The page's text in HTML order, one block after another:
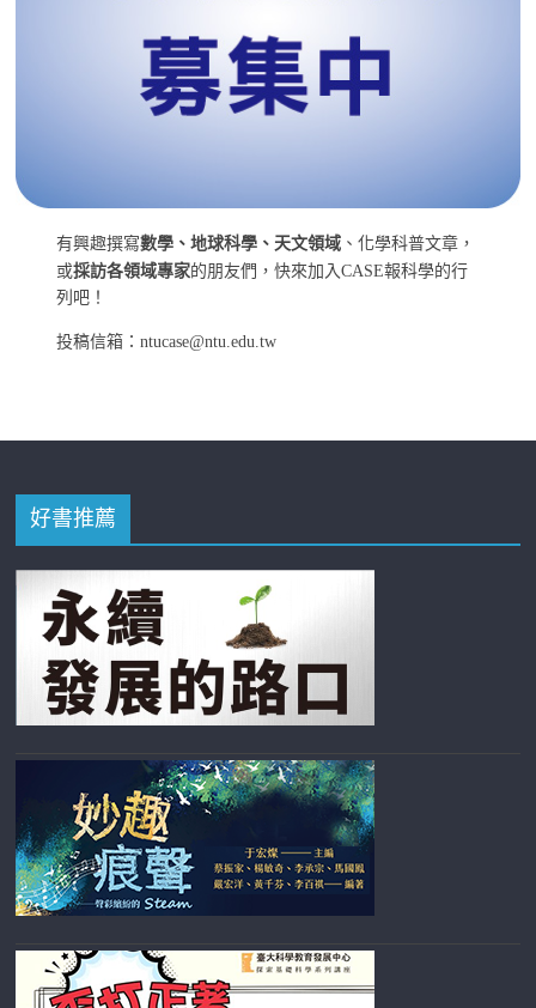
有興趣撰寫數學、地球科學、天文領域 、化學科普文章，
或採訪各領域專家的朋友們，快來加入CASE報科學的行
列吧！
投稿信箱：ntucase@ntu.edu.tw
好書推薦